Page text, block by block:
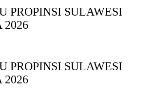
PROPINSI SULAWESI
2026
PROPINSI SULAWESI
2026